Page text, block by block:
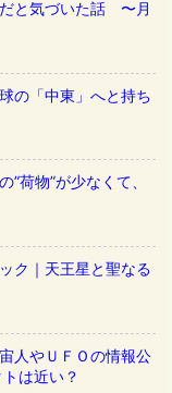
と気づいた話 〜月
の「中東」へと持ち
荷物”が少なくて、
ク｜天王星と聖なる
人やＵＦＯの情報公
は近い？